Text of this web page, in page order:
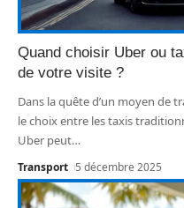
Quand choisir Uber ou
de votre visite ?
Dans la quête d’un moyen de
le choix entre les taxis
Uber peut…
Transport 5 décembre 2025